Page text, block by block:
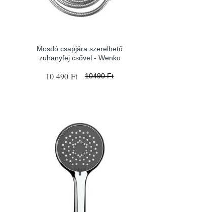
Mosdó csapjára szerelhető
zuhanyfej csővel - Wenko
10 490 Ft 10490 Ft